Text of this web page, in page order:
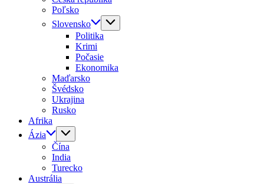
Poľsko
Slovensko
Politika
Krimi
Počasie
Ekonomika
Maďarsko
Švédsko
Ukrajina
Rusko
Afrika
Ázia
Čína
India
Turecko
Austrália